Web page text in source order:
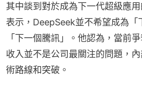
其中談到對於成為下一代超級應
表示，DeepSeek並不希望成為「
「下一個騰訊」。他認為，當前
收入並不是公司最關注的問題，
術路線和突破。